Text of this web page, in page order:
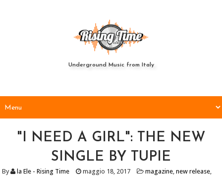
Underground Music from Italy
"I NEED A GIRL": THE NEW
SINGLE BY TUPIE
By la Ele - Rising Time maggio 18, 2017 magazine,new release,